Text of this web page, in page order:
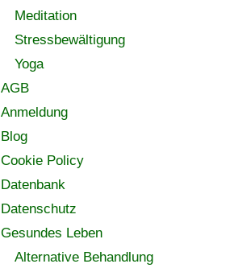
Meditation
Stressbewältigung
Yoga
AGB
Anmeldung
Blog
Cookie Policy
Datenbank
Datenschutz
Gesundes Leben
Alternative Behandlung